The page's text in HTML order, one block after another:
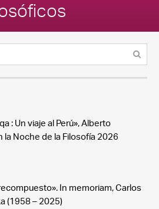
: Un viaje al Perú», Alberto
la Noche de la Filosofía 2026
In memoriam, Carlos
(1958 – 2025)